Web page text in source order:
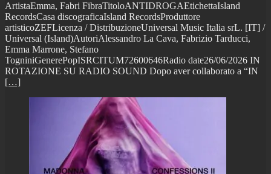
ArtistaEmma, Fabri FibraTitoloANTIDROGAEtichettaIsland
RecordsCasa discograficaIsland RecordsProduttore
artisticoZEFLicenza / DistribuzioneUniversal Music Italia srL. [IT] /
Universal (Island)AutoriAlessandro La Cava, Fabrizio Tarducci,
Emma Marrone, Stefano
TogniniGenerePopISRCITUM72600646Radio date26/06/2026 IN
ROTAZIONE SU RADIO SOUND Dopo aver collaborato a “IN
[…]